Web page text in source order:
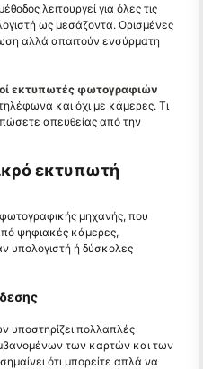
λειτουργεί για όλες τις
ως μεσάζοντα. Ορισμένες
αλλά απαιτούν ενσύρματη
εκτυπωτές φωτογραφιών
και όχι με κάμερες. Τι
απευθείας από την
εκτυπωτή
μηχανής, που
ψηφιακές κάμερες,
υπολογιστή ή δύσκολες
υποστηρίζει πολλαπλές
των καρτών και των
ότι μπορείτε απλά να